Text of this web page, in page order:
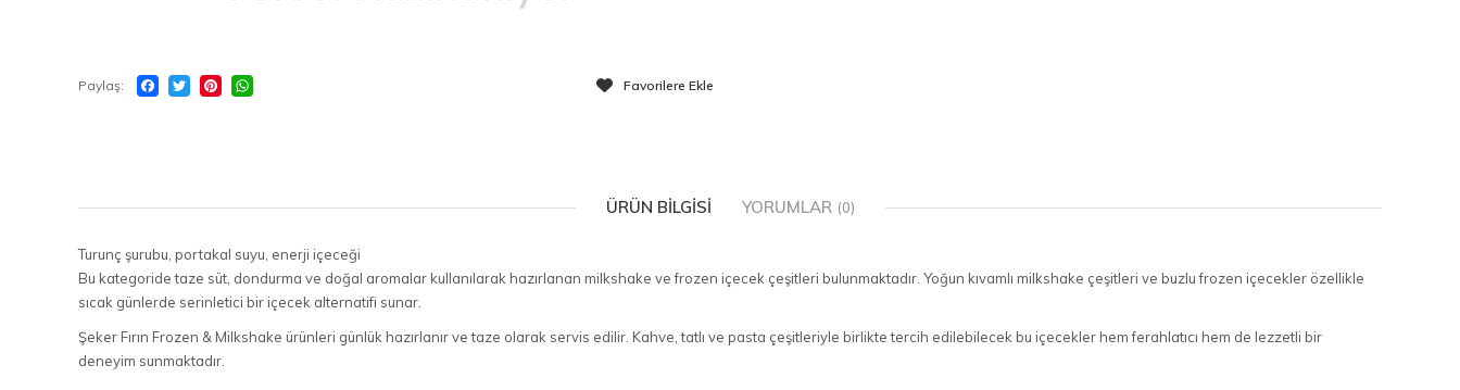
Paylaş Favorilere Ekle
ÜRÜN BILGISI YORUMLAR (0)
Turunç şurubu, portakal suyu, enerji içeceği
Bu kategoride taze süt, dondurma ve doğal aromalar kullanılarak hazırlanan milkshake ve frozen içecek çeşitleri bulunmaktadır. Yoğun kıvamlı milkshake çeşitleri ve buzlu frozen içecekler özellikle
sıcak günlerde serinletici bir içecek alternatifi sunar.
Şeker Fırın Frozen & Milkshake ürünleri günlük hazırlanır ve taze olarak servis edilir. Kahve, tatlı ve pasta çeşitleriyle birlikte tercih edilebilecek bu içecekler hem ferahlatıcı hem de lezzetli bir
deneyim sunmaktadır.